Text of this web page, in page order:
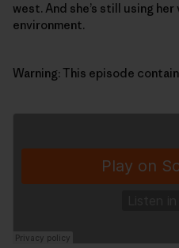
west. And she’s still using
environment.
Warning: This episode